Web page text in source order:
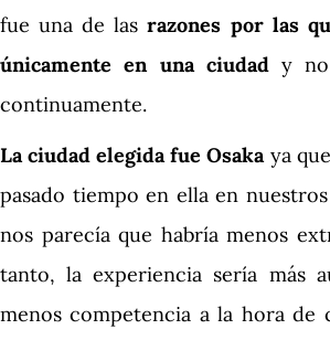
fue una de lasrazones por las
únicamente en una ciudady no
continuamente.
La ciudad elegida fue Osakaya
pasado tiempo en ella en
nos parecía que habría menos
tanto, la experiencia sería más
menos competencia a la hora de